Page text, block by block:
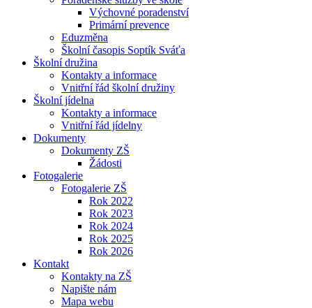
Výchovné poradenství
Primární prevence
Eduzměna
Školní časopis Soptík Sváťa
Školní družina
Kontakty a informace
Vnitřní řád školní družiny
Školní jídelna
Kontakty a informace
Vnitřní řád jídelny
Dokumenty
Dokumenty ZŠ
Žádosti
Fotogalerie
Fotogalerie ZŠ
Rok 2022
Rok 2023
Rok 2024
Rok 2025
Rok 2026
Kontakt
Kontakty na ZŠ
Napište nám
Mapa webu